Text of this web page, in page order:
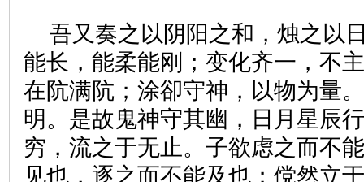
吾又奏之以阴阳之和，烛之以
能长，能柔能刚；变化齐一，不
在阬满阬；涂卻守神，以物为量
明。是故鬼神守其幽，日月星辰
穷，流之于无止。子欲虑之而不
见也，逐之而不能及也；傥然立